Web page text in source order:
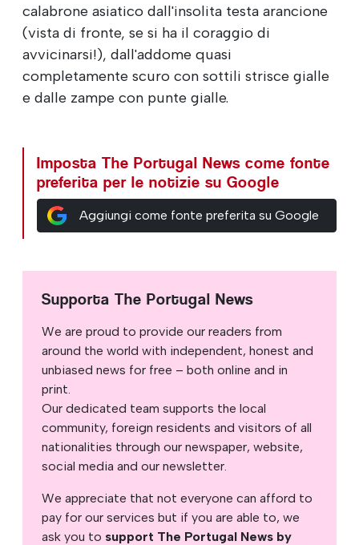
calabrone asiatico dall'insolita testa arancione
(vista di fronte, se si ha il coraggio di
avvicinarsi!), dall'addome quasi
completamente scuro con sottili strisce gialle
e dalle zampe con punte gialle.
Imposta The Portugal News come fonte
preferita per le notizie su Google
Aggiungi come fonte preferita su Google
Supporta The Portugal News
We are proud to provide our readers from
around the world with independent, honest and
unbiased news for free – both online and in
print.
Our dedicated team supports the local
community, foreign residents and visitors of all
nationalities through our newspaper, website,
social media and our newsletter.
We appreciate that not everyone can afford to
pay for our services but if you are able to, we
ask you to support The Portugal News by